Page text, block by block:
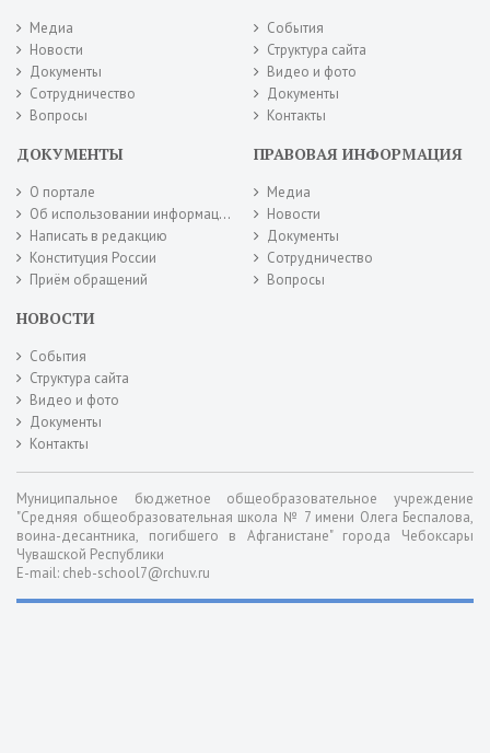
Медиа
Новости
Документы
Сотрудничество
Вопросы
События
Структура сайта
Видео и фото
Документы
Контакты
ДОКУМЕНТЫ
О портале
Об использовании информации сайта
Написать в редакцию
Конституция России
Приём обращений
ПРАВОВАЯ ИНФОРМАЦИЯ
Медиа
Новости
Документы
Сотрудничество
Вопросы
НОВОСТИ
События
Структура сайта
Видео и фото
Документы
Контакты
Муниципальное бюджетное общеобразовательное учреждение
"Средняя общеобразовательная школа № 7 имени Олега Беспалова,
воина-десантника, погибшего в Афганистане" города Чебоксары
Чувашской Республики
E-mail: cheb-school7@rchuv.ru